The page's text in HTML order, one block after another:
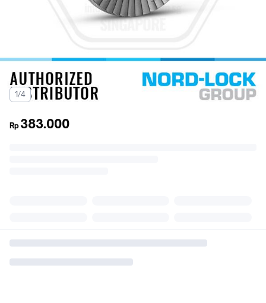
1/4
Rp 383.000